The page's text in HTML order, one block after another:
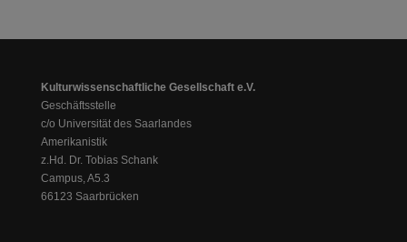
Kulturwissenschaftliche Gesellschaft e.V.
Geschäftsstelle
c/o Universität des Saarlandes
Amerikanistik
z.Hd. Dr. Tobias Schank
Campus, A5.3
66123 Saarbrücken